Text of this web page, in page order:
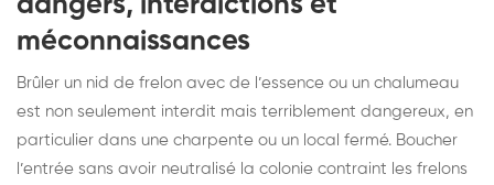
méconnaissances
Brûler un nid de frelon avec de l’essence ou un chalumeau
est non seulement interdit mais terriblement dangereux, en
particulier dans une charpente ou un local fermé. Boucher
l’entrée sans avoir neutralisé la colonie contraint les frelons